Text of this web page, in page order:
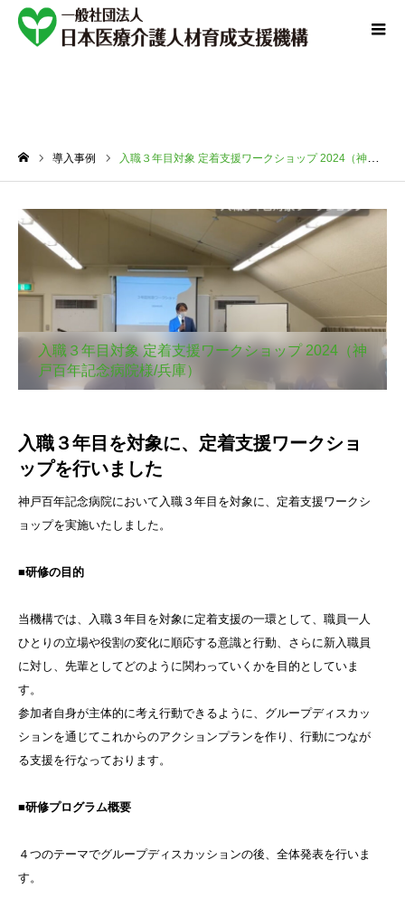
導入事例 入職３年目対象 定着支援ワークショップ 2024（神戸百年記念病院様/兵庫）
入職３年目対象 定着支援ワークショップ 2024（神
戸百年記念病院様/兵庫）
入職３年目を対象に、定着支援ワークショ
ップを行いました
神戸百年記念病院において入職３年目を対象に、定着支援ワークシ
ョップを実施いたしました。
■研修の目的
当機構では、入職３年目を対象に定着支援の一環として、職員一人
ひとりの立場や役割の変化に順応する意識と行動、さらに新入職員
に対し、先輩としてどのように関わっていくかを目的としていま
す。
参加者自身が主体的に考え行動できるように、グループディスカッ
ションを通じてこれからのアクションプランを作り、行動につなが
る支援を行なっております。
■研修プログラム概要
４つのテーマでグループディスカッションの後、全体発表を行いま
す。